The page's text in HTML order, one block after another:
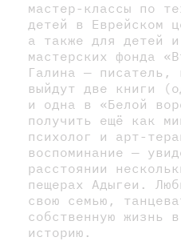
мастер-классы по
детей в Еврейском
а также для детей
мастерских фонда
Галина —
выйдут две книги
и одна в «Белой
получить ещё как
психолог и арт-
воспоминание —
расстоянии
пещерах Адыгеи.
свою семью,
собственную жизнь
историю.